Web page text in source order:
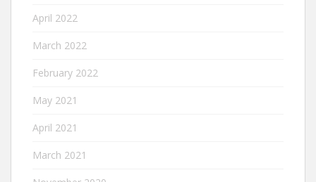
April 2022
March 2022
February 2022
May 2021
April 2021
March 2021